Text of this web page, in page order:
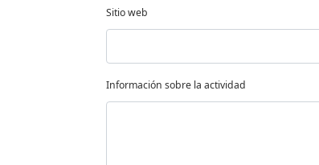
Sitio web
Información sobre la actividad